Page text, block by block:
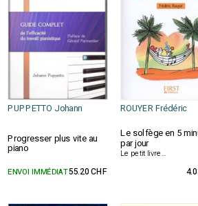
PUPPETTO Johann ROUYER Frédéric
Progresser plus vite au
piano
Le solfège en 5
par jour
Le petit livre...
ENVOI IMMÉDIAT55.20 CHF